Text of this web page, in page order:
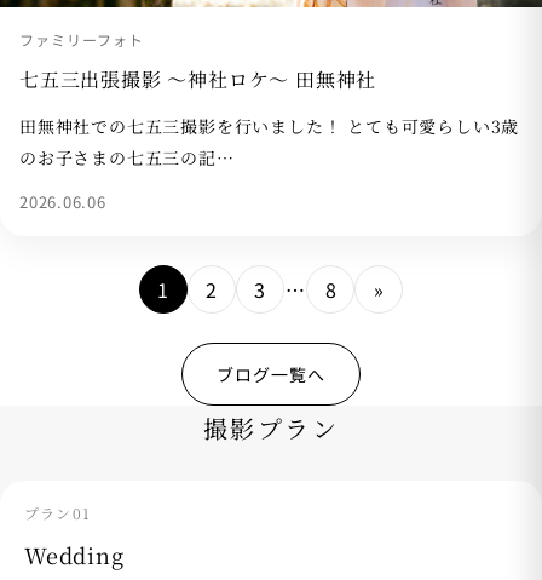
ファミリーフォト
七五三出張撮影 〜神社ロケ〜 田無神社
田無神社での七五三撮影を行いました！ とても可愛らしい3歳
のお子さまの七五三の記…
2026.06.06
1 2 3 … 8 »
ブログ一覧へ
撮影プラン
プラン01
Wedding